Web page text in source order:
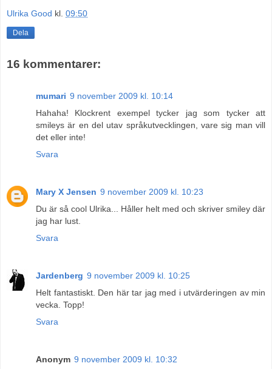
Ulrika Good kl. 09:50
Dela
16 kommentarer:
mumari 9 november 2009 kl. 10:14
Hahaha! Klockrent exempel tycker jag som tycker att
smileys är en del utav språkutvecklingen, vare sig man vill
det eller inte!
Svara
Mary X Jensen 9 november 2009 kl. 10:23
Du är så cool Ulrika... Håller helt med och skriver smiley där
jag har lust.
Svara
Jardenberg 9 november 2009 kl. 10:25
Helt fantastiskt. Den här tar jag med i utvärderingen av min
vecka. Topp!
Svara
Anonym 9 november 2009 kl. 10:32